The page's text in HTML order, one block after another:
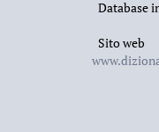
Database
Sito web